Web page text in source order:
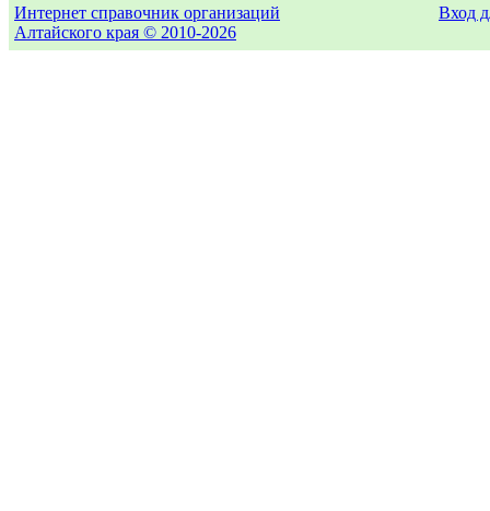
Интернет справочник организаций
Алтайского края © 2010-2026
Вход